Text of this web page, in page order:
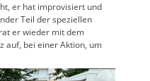
er hat improvisiert und
Teil der speziellen
er wieder mit dem
auf, bei einer Aktion, um